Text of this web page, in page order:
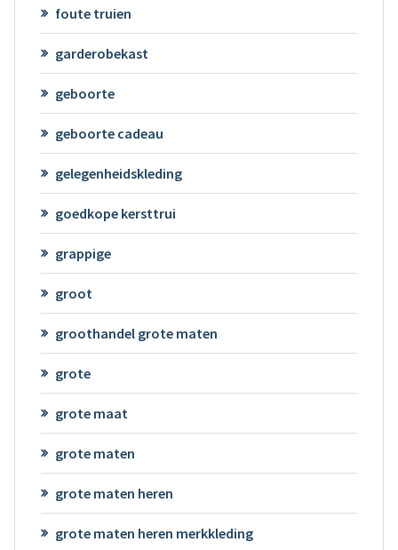
foute truien
garderobekast
geboorte
geboorte cadeau
gelegenheidskleding
goedkope kersttrui
grappige
groot
groothandel grote maten
grote
grote maat
grote maten
grote maten heren
grote maten heren merkkleding